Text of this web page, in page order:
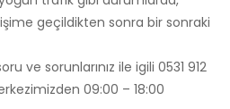
geçildikten sonra bir sonraki
ve sorunlarınız ile igili 0531 912
09:00 – 18:00